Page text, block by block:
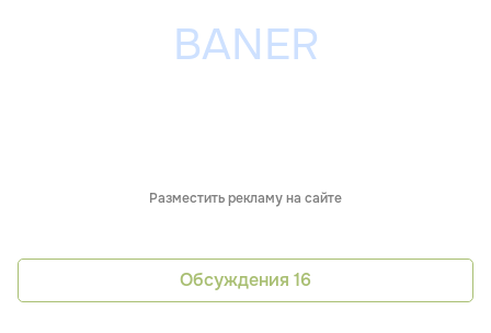
Разместить рекламу на сайте
Обсуждения 16